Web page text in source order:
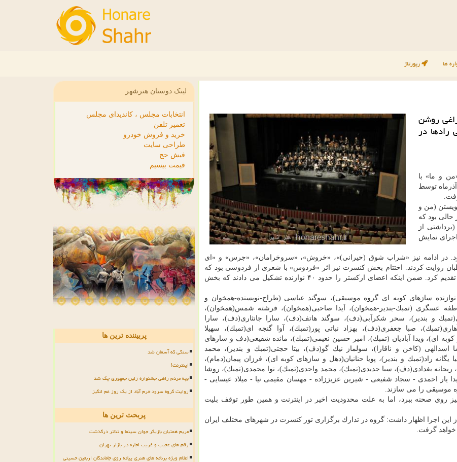
ها رپورتاژ
روشن
رادها در
و ما» با
اجرای آلبوم «اینجا چراغی روشن است» یكشنبه شب ۳ آذرماه توسط
(من و
بود كه
از
نمایش
در ادامه نیز «شراب شوق (حیرانی)»، «خروش»، «سروخرامان»، «جرس» و «ای
روایت كردند. اختتام بخش كنسرت نیز اثر «فردوس» با شعری از فردوسی بود كه
مجید یگانه راد سرپرست گروه آنرا به تمامی ایرانی ها تقدیم كرد. ضمن اینكه اعضای اركستر را حدود ۴۰ نوازنده تشكیل می دادند كه بخش
سازهای كوبه ای گروه موسیقی)، سوگند عباسی (طراح-نویسنده-همخوان و
عسگری (تمبك-بندیر-همخوان)، آیدا صاحبی(همخوان)، فرشته شمس(همخوان)،
و بندیر)، سحر شكرآبی(دف)، سوگند هاتف(دف)، سارا جانثاری(دف)، سارا
صبا جعفری(دف)، بهزاد نباتی پور(تمبك)، آوا گنجه ای(تمبك)، سهیلا
ای)، ویدا آبادیان (تمبك)، امیر حسین نعیمی(تمبك)، مائده شفیعی(دف و سازهای
(كاخن و ناقارا)، سولماز نیك گو(دف)، بیتا حجتی(تمبك و بندیر)، محمد
یگانه راد(تمبك و بندیر)، پویا حنانیان(دهل و سازهای كوبه ای)، فرزان پیمان(دمام)،
ریحانه بغدادی(دف)، سبا جدیدی(تمبك)، محمد واحدی(تمبك)، نوا محمدی(تمبك)، روشا
یار احمدی - سجاد شفیعی - شیرین عزیززاده - مهسان مقیمی نیا - میلاد عیسایی -
موسیقی را می سازند.
«رادها» قرار بود این اجرا را ۴ آذرماه نیز روی صحنه ببرد، اما به علت محدودیت اخیر در اینترنت و همین طور توقف بلیت
اجرا اظهار داشت: گروه در تدارك برگزاری تور كنسرت در شهرهای مختلف ایران
خواهد گرفت.
لینک دوستان هنرشهر
انتخابات مجلس ، کاندیدای مجلس
تعمیر تلفن
خرید و فروش خودرو
طراحی سایت
فیش حج
قیمت بیسیم
پربیننده ترین ها
سنگی که آسمان شد
اینترنت!
بچه مردم راهی جشنواره زلین جمهوری چک شد
روایت گروه سرود خرم آباد از یک روز غم انگیز
پربحث ترین ها
مریم همتیان بازیگر جوان سینما و تئاتر درگذشت
رقم های عجیب و غریب اجاره در بازار تهران
اعلام ویژه برنامه های هنری پیاده روی جاماندگان اربعین حسینی